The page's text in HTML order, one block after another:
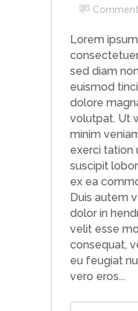
Lorem
sed diam
euismod
dolore
volutpat. Ut
minim
exerci tation
suscipit
ex ea
Duis autem
dolor in
velit esse
consequat,
eu feugiat
vero eros...